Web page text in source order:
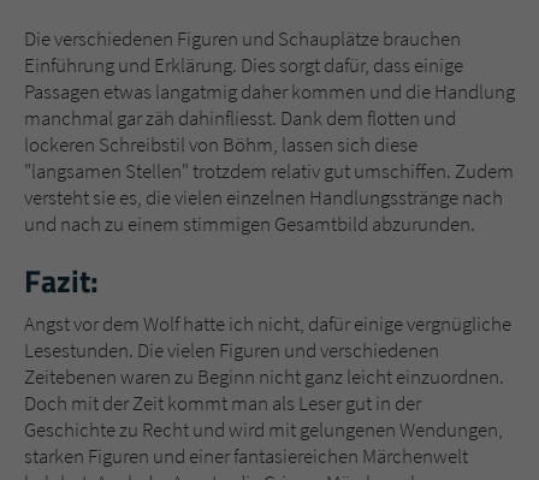
Die verschiedenen Figuren und Schauplätze brauchen
Einführung und Erklärung. Dies sorgt dafür, dass einige
Passagen etwas langatmig daher kommen und die Handlung
manchmal gar zäh dahinfliesst. Dank dem flotten und
lockeren Schreibstil von Böhm, lassen sich diese
"langsamen Stellen" trotzdem relativ gut umschiffen. Zudem
versteht sie es, die vielen einzelnen Handlungsstränge nach
und nach zu einem stimmigen Gesamtbild abzurunden.
Fazit:
Angst vor dem Wolf hatte ich nicht, dafür einige vergnügliche
Lesestunden. Die vielen Figuren und verschiedenen
Zeitebenen waren zu Beginn nicht ganz leicht einzuordnen.
Doch mit der Zeit kommt man als Leser gut in der
Geschichte zu Recht und wird mit gelungenen Wendungen,
starken Figuren und einer fantasiereichen Märchenwelt